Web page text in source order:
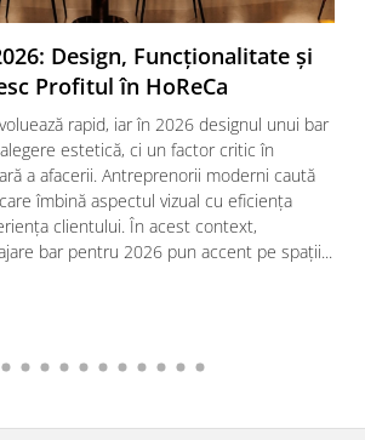
Design, Funcționalitate și
Profitul în HoReCa
rapid, iar în 2026 designul unui bar
estetică, ci un factor critic în
a afacerii. Antreprenorii moderni caută
îmbină aspectul vizual cu eficiența
clientului. În acest context,
bar pentru 2026 pun accent pe spații...